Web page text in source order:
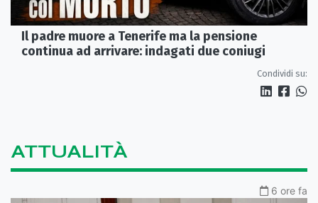
Il padre muore a Tenerife ma la pensione
continua ad arrivare: indagati due coniugi
Condividi su:
ATTUALITÀ
6 ore fa